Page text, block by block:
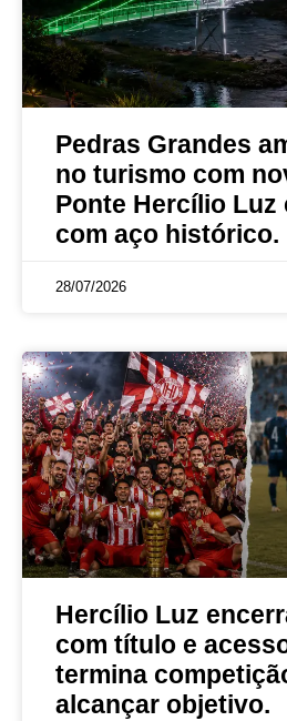
Pedras Grandes
no turismo com
Ponte Hercílio
com aço histórico.
28/07/2026
Hercílio Luz
com título e
termina
alcançar objetivo.